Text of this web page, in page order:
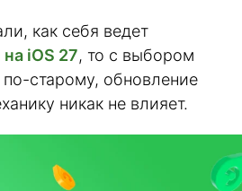
как себя ведет
iOS 27, то с выбором
по-старому, обновление
никак не влияет.